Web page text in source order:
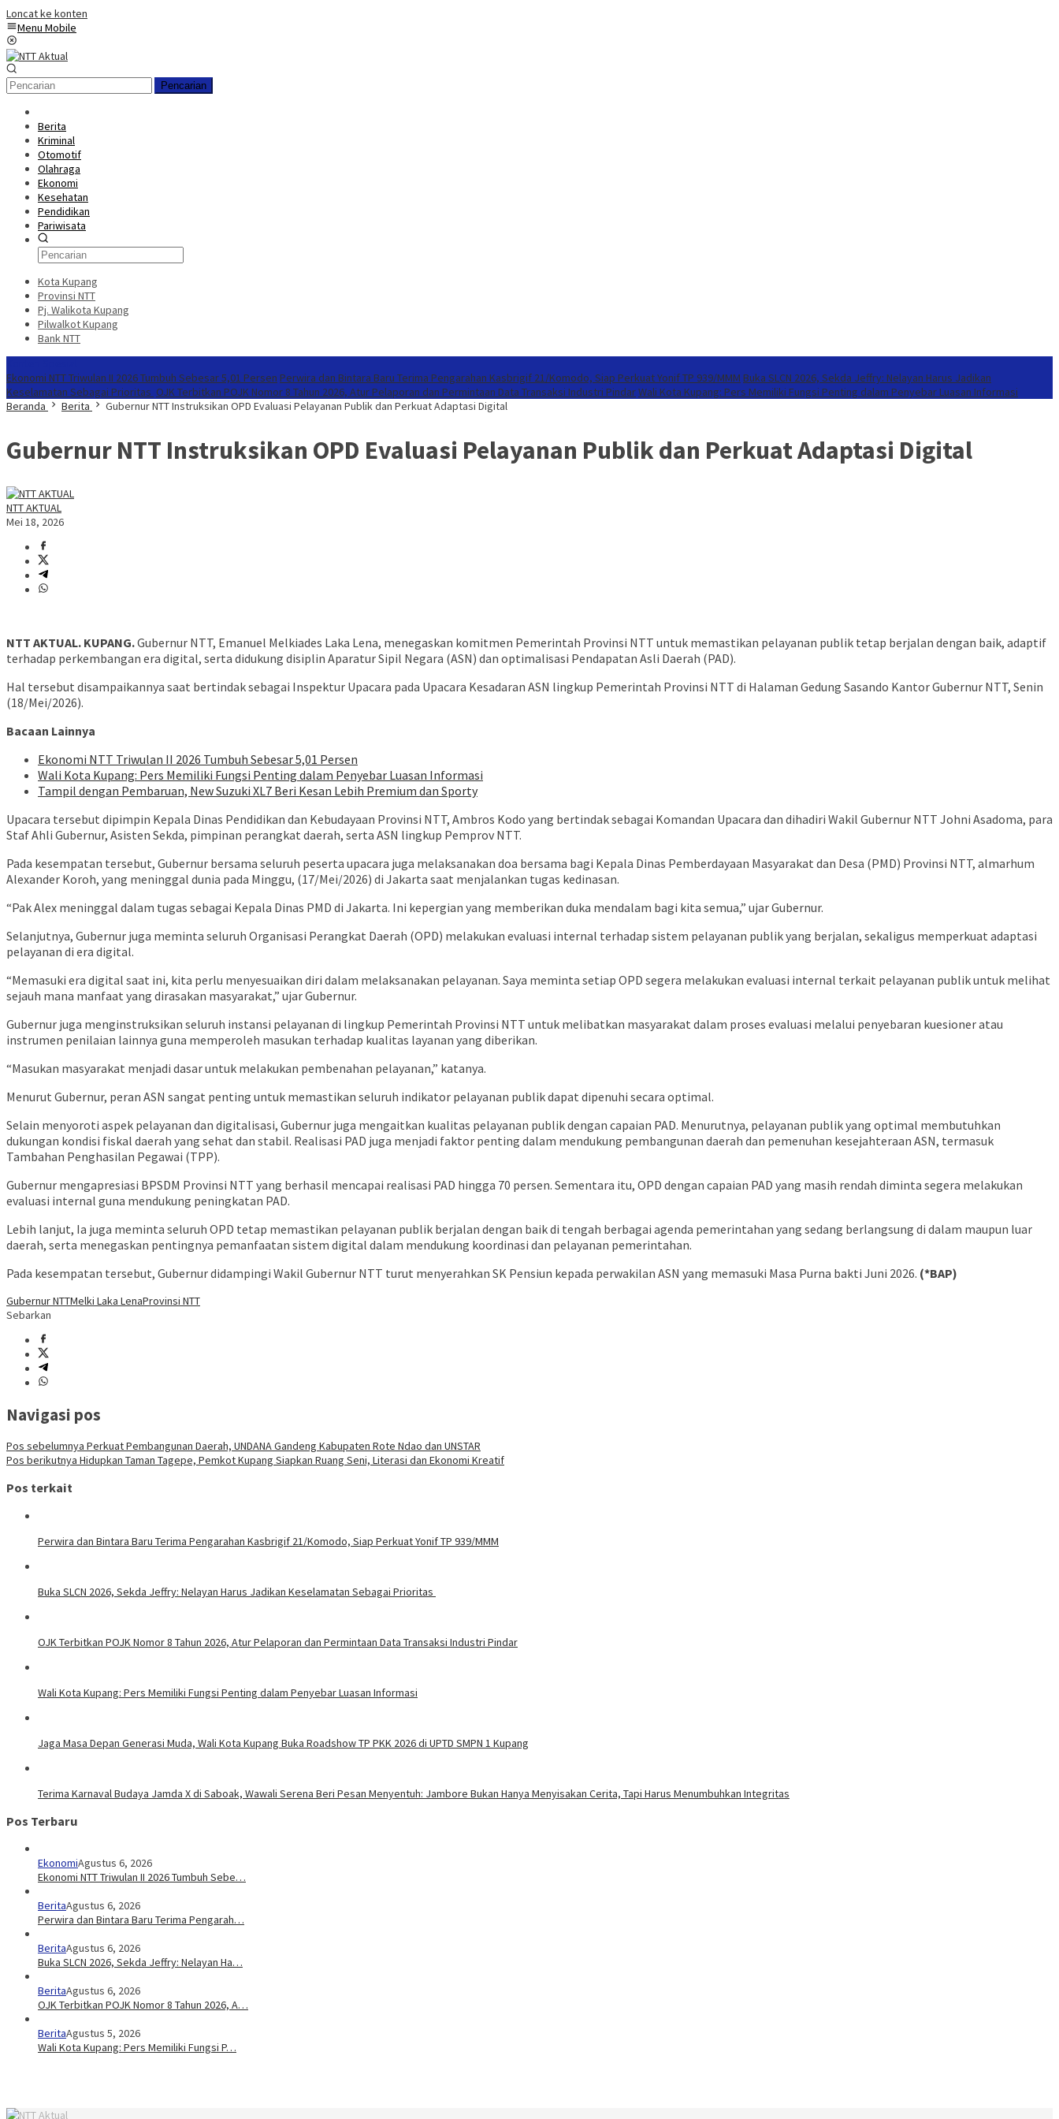
Loncat ke konten
Menu Mobile
Pencarian
Berita
Kriminal
Otomotif
Olahraga
Ekonomi
Kesehatan
Pendidikan
Pariwisata
Kota Kupang
Provinsi NTT
Pj. Walikota Kupang
Pilwalkot Kupang
Bank NTT
Ekonomi NTT Triwulan II 2026 Tumbuh Sebesar 5,01 Persen Perwira dan Bintara Baru Terima Pengarahan Kasbrigif 21/Komodo, Siap Perkuat Yonif TP 939/MMM Buka SLCN 2026, Sekda Jeffry: Nelayan Harus Jadikan
Keselamatan Sebagai Prioritas OJK Terbitkan POJK Nomor 8 Tahun 2026, Atur Pelaporan dan Permintaan Data Transaksi Industri PindarWali Kota Kupang: Pers Memiliki Fungsi Penting dalam Penyebar Luasan Informasi
Beranda
Berita Gubernur NTT Instruksikan OPD Evaluasi Pelayanan Publik dan Perkuat Adaptasi Digital
Gubernur NTT Instruksikan OPD Evaluasi Pelayanan Publik dan Perkuat Adaptasi Digital
NTT AKTUAL
Mei 18, 2026
NTT AKTUAL. KUPANG.Gubernur NTT, Emanuel Melkiades Laka Lena, menegaskan komitmen Pemerintah Provinsi NTT untuk memastikan pelayanan publik tetap berjalan dengan baik, adaptif
terhadap perkembangan era digital, serta didukung disiplin Aparatur Sipil Negara (ASN) dan optimalisasi Pendapatan Asli Daerah (PAD).
Hal tersebut disampaikannya saat bertindak sebagai Inspektur Upacara pada Upacara Kesadaran ASN lingkup Pemerintah Provinsi NTT di Halaman Gedung Sasando Kantor Gubernur NTT, Senin
(18/Mei/2026).
Bacaan Lainnya
Ekonomi NTT Triwulan II 2026 Tumbuh Sebesar 5,01 Persen
Wali Kota Kupang: Pers Memiliki Fungsi Penting dalam Penyebar Luasan Informasi
Tampil dengan Pembaruan, New Suzuki XL7 Beri Kesan Lebih Premium dan Sporty
Upacara tersebut dipimpin Kepala Dinas Pendidikan dan Kebudayaan Provinsi NTT, Ambros Kodo yang bertindak sebagai Komandan Upacara dan dihadiri Wakil Gubernur NTT Johni Asadoma, para
Staf Ahli Gubernur, Asisten Sekda, pimpinan perangkat daerah, serta ASN lingkup Pemprov NTT.
Pada kesempatan tersebut, Gubernur bersama seluruh peserta upacara juga melaksanakan doa bersama bagi Kepala Dinas Pemberdayaan Masyarakat dan Desa (PMD) Provinsi NTT, almarhum
Alexander Koroh, yang meninggal dunia pada Minggu, (17/Mei/2026) di Jakarta saat menjalankan tugas kedinasan.
“Pak Alex meninggal dalam tugas sebagai Kepala Dinas PMD di Jakarta. Ini kepergian yang memberikan duka mendalam bagi kita semua,” ujar Gubernur.
Selanjutnya, Gubernur juga meminta seluruh Organisasi Perangkat Daerah (OPD) melakukan evaluasi internal terhadap sistem pelayanan publik yang berjalan, sekaligus memperkuat adaptasi
pelayanan di era digital.
“Memasuki era digital saat ini, kita perlu menyesuaikan diri dalam melaksanakan pelayanan. Saya meminta setiap OPD segera melakukan evaluasi internal terkait pelayanan publik untuk melihat
sejauh mana manfaat yang dirasakan masyarakat,” ujar Gubernur.
Gubernur juga menginstruksikan seluruh instansi pelayanan di lingkup Pemerintah Provinsi NTT untuk melibatkan masyarakat dalam proses evaluasi melalui penyebaran kuesioner atau
instrumen penilaian lainnya guna memperoleh masukan terhadap kualitas layanan yang diberikan.
“Masukan masyarakat menjadi dasar untuk melakukan pembenahan pelayanan,” katanya.
Menurut Gubernur, peran ASN sangat penting untuk memastikan seluruh indikator pelayanan publik dapat dipenuhi secara optimal.
Selain menyoroti aspek pelayanan dan digitalisasi, Gubernur juga mengaitkan kualitas pelayanan publik dengan capaian PAD. Menurutnya, pelayanan publik yang optimal membutuhkan
dukungan kondisi fiskal daerah yang sehat dan stabil. Realisasi PAD juga menjadi faktor penting dalam mendukung pembangunan daerah dan pemenuhan kesejahteraan ASN, termasuk
Tambahan Penghasilan Pegawai (TPP).
Gubernur mengapresiasi BPSDM Provinsi NTT yang berhasil mencapai realisasi PAD hingga 70 persen. Sementara itu, OPD dengan capaian PAD yang masih rendah diminta segera melakukan
evaluasi internal guna mendukung peningkatan PAD.
Lebih lanjut, Ia juga meminta seluruh OPD tetap memastikan pelayanan publik berjalan dengan baik di tengah berbagai agenda pemerintahan yang sedang berlangsung di dalam maupun luar
daerah, serta menegaskan pentingnya pemanfaatan sistem digital dalam mendukung koordinasi dan pelayanan pemerintahan.
Pada kesempatan tersebut, Gubernur didampingi Wakil Gubernur NTT turut menyerahkan SK Pensiun kepada perwakilan ASN yang memasuki Masa Purna bakti Juni 2026. (*BAP)
Gubernur NTTMelki Laka LenaProvinsi NTT
Sebarkan
Navigasi pos
Pos sebelumnya Perkuat Pembangunan Daerah, UNDANA Gandeng Kabupaten Rote Ndao dan UNSTAR
Pos berikutnya Hidupkan Taman Tagepe, Pemkot Kupang Siapkan Ruang Seni, Literasi dan Ekonomi Kreatif
Pos terkait
Perwira dan Bintara Baru Terima Pengarahan Kasbrigif 21/Komodo, Siap Perkuat Yonif TP 939/MMM
Buka SLCN 2026, Sekda Jeffry: Nelayan Harus Jadikan Keselamatan Sebagai Prioritas
OJK Terbitkan POJK Nomor 8 Tahun 2026, Atur Pelaporan dan Permintaan Data Transaksi Industri Pindar
Wali Kota Kupang: Pers Memiliki Fungsi Penting dalam Penyebar Luasan Informasi
Jaga Masa Depan Generasi Muda, Wali Kota Kupang Buka Roadshow TP PKK 2026 di UPTD SMPN 1 Kupang
Terima Karnaval Budaya Jamda X di Saboak, Wawali Serena Beri Pesan Menyentuh: Jambore Bukan Hanya Menyisakan Cerita, Tapi Harus Menumbuhkan Integritas
Pos Terbaru
EkonomiAgustus 6, 2026
Ekonomi NTT Triwulan II 2026 Tumbuh Sebe…
BeritaAgustus 6, 2026
Perwira dan Bintara Baru Terima Pengarah…
BeritaAgustus 6, 2026
Buka SLCN 2026, Sekda Jeffry: Nelayan Ha…
BeritaAgustus 6, 2026
OJK Terbitkan POJK Nomor 8 Tahun 2026, A…
BeritaAgustus 5, 2026
Wali Kota Kupang: Pers Memiliki Fungsi P…